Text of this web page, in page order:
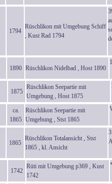
1794
Rüschlikon mit Umgebung Schiff
, Kust Rad 1794
1890 Rüschlikon Nidelbad , Host 1890
1875
Rüschlikon Seepartie mit
Umgebung , Host 1875
ca.
1865
Rüschlikon Seepartie mit
Umgebung , Stst 1865
1865
Rüschlikon Totalansicht , Stst
1865 , kl. Ansicht
1742
Rüti mit Umgebung p369 , Kust
1742